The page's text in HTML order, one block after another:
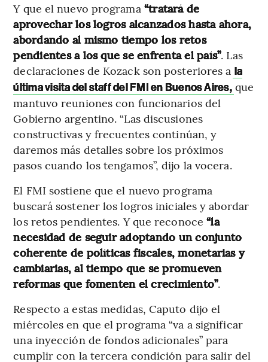
Y que el nuevo programa “tratará de
aprovechar los logros alcanzados hasta ahora,
abordando al mismo tiempo los retos
pendientes a los que se enfrenta el país”. Las
declaraciones de Kozack son posteriores a la
última visita del staff del FMI en Buenos Aires, que
mantuvo reuniones con funcionarios del
Gobierno argentino. “Las discusiones
constructivas y frecuentes continúan, y
daremos más detalles sobre los próximos
pasos cuando los tengamos”, dijo la vocera.
El FMI sostiene que el nuevo programa
buscará sostener los logros iniciales y abordar
los retos pendientes. Y que reconoce“la
necesidad de seguir adoptando un conjunto
coherente de políticas fiscales, monetarias y
cambiarias, al tiempo que se promueven
reformas que fomenten el crecimiento”.
Respecto a estas medidas, Caputo dijo el
miércoles en que el programa “va a significar
una inyección de fondos adicionales” para
cumplir con la tercera condición para salir del